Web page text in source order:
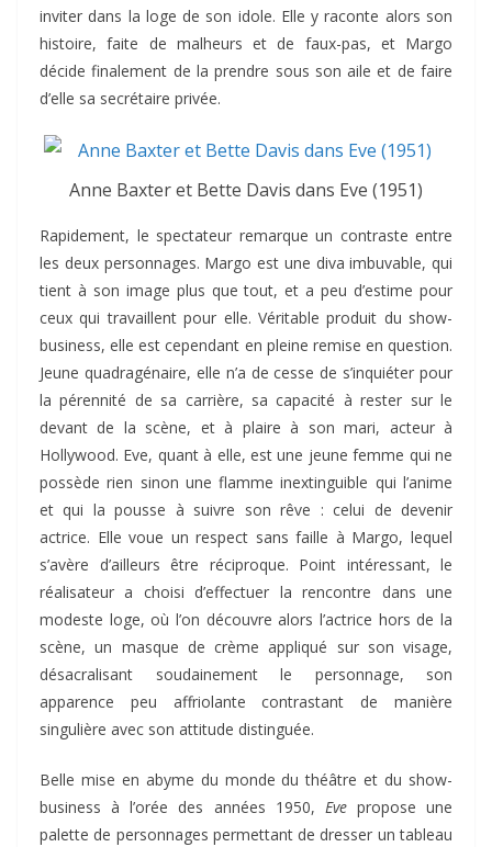
inviter dans la loge de son idole. Elle y raconte alors son
histoire, faite de malheurs et de faux-pas, et Margo
décide finalement de la prendre sous son aile et de faire
d’elle sa secrétaire privée.
Anne Baxter et Bette Davis dans Eve (1951)
Rapidement, le spectateur remarque un contraste entre
les deux personnages. Margo est une diva imbuvable, qui
tient à son image plus que tout, et a peu d’estime pour
ceux qui travaillent pour elle. Véritable produit du show-
business, elle est cependant en pleine remise en question.
Jeune quadragénaire, elle n’a de cesse de s’inquiéter pour
la pérennité de sa carrière, sa capacité à rester sur le
devant de la scène, et à plaire à son mari, acteur à
Hollywood. Eve, quant à elle, est une jeune femme qui ne
possède rien sinon une flamme inextinguible qui l’anime
et qui la pousse à suivre son rêve : celui de devenir
actrice. Elle voue un respect sans faille à Margo, lequel
s’avère d’ailleurs être réciproque. Point intéressant, le
réalisateur a choisi d’effectuer la rencontre dans une
modeste loge, où l’on découvre alors l’actrice hors de la
scène, un masque de crème appliqué sur son visage,
désacralisant soudainement le personnage, son
apparence peu affriolante contrastant de manière
singulière avec son attitude distinguée.
Belle mise en abyme du monde du théâtre et du show-
business à l’orée des années 1950, Evepropose une
palette de personnages permettant de dresser un tableau